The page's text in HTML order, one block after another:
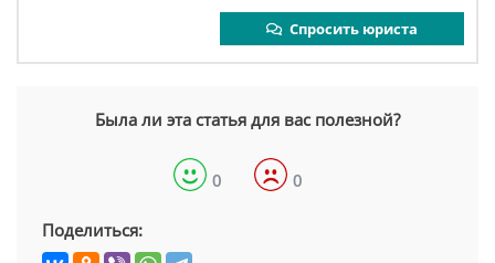
Спросить юриста
Была ли эта статья для вас полезной?
0 0
Поделиться: